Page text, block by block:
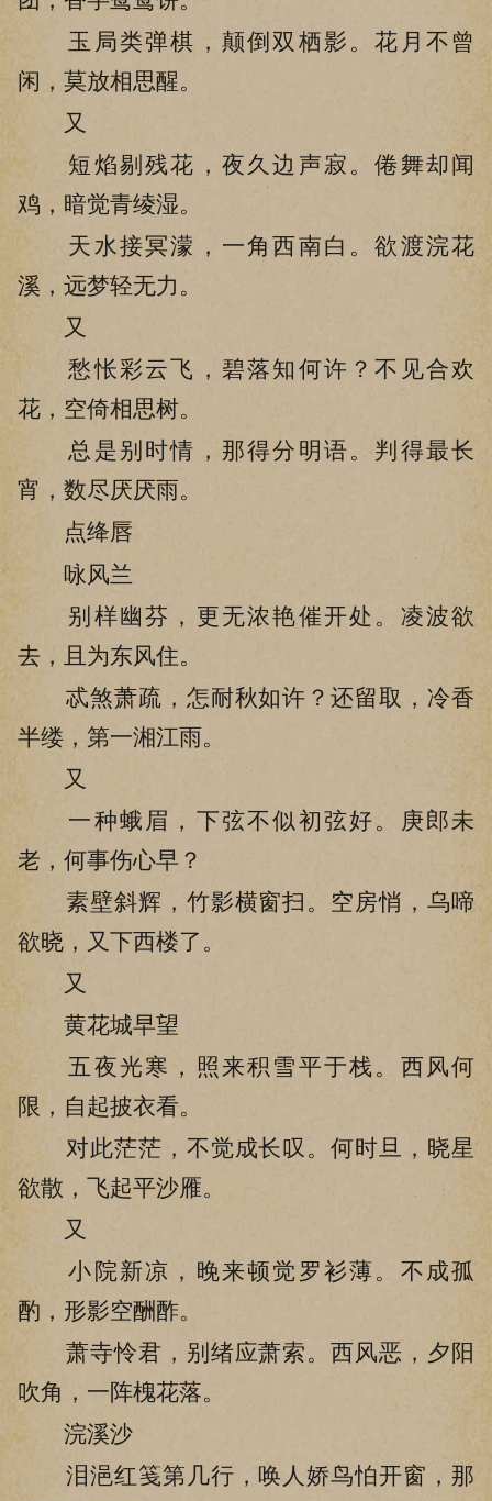
玉局类弹棋，颠倒双栖影。花月不曾
闲，莫放相思醒。
又
短焰剔残花，夜久边声寂。倦舞却闻
鸡，暗觉青绫湿。
天水接冥濛，一角西南白。欲渡浣花
溪，远梦轻无力。
又
愁怅彩云飞，碧落知何许？不见合欢
花，空倚相思树。
总是别时情，那得分明语。判得最长
宵，数尽厌厌雨。
点绛唇
咏风兰
别样幽芬，更无浓艳催开处。凌波欲
去，且为东风住。
忒煞萧疏，怎耐秋如许？还留取，冷香
半缕，第一湘江雨。
又
一种蛾眉，下弦不似初弦好。庚郎未
老，何事伤心早？
素壁斜辉，竹影横窗扫。空房悄，乌啼
欲晓，又下西楼了。
又
黄花城早望
五夜光寒，照来积雪平于栈。西风何
限，自起披衣看。
对此茫茫，不觉成长叹。何时旦，晓星
欲散，飞起平沙雁。
又
小院新凉，晚来顿觉罗衫薄。不成孤
酌，形影空酬酢。
萧寺怜君，别绪应萧索。西风恶，夕阳
吹角，一阵槐花落。
浣溪沙
泪浥红笺第几行，唤人娇鸟怕开窗，那